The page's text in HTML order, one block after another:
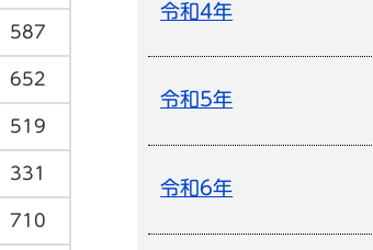
587
652
519
331
710
令和4年
令和5年
令和6年